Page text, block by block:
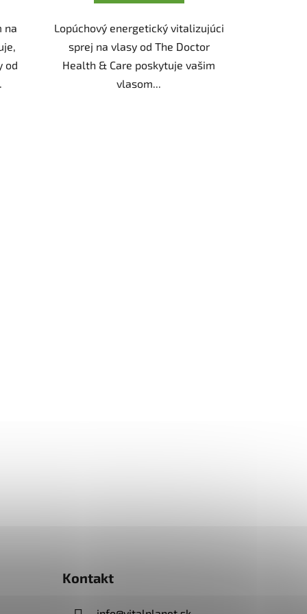
na
od
Lopúchový energetický vitalizujúci
sprej na vlasy od The Doctor
Health & Care poskytuje vašim
vlasom...
Kontakt